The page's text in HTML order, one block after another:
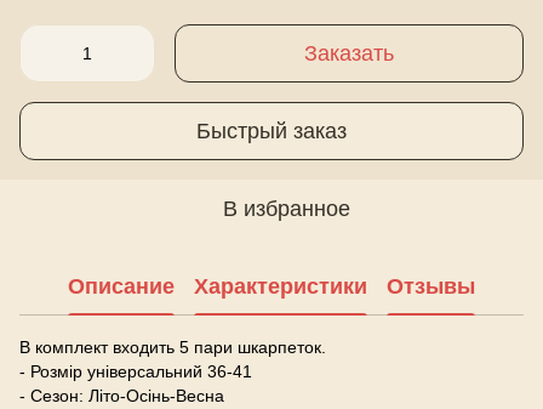
Заказать
Быстрый заказ
В избранное
Описание Характеристики Отзывы
В комплект входить 5 пари шкарпеток.
- Розмір універсальний 36-41
- Сезон: Літо-Осінь-Весна